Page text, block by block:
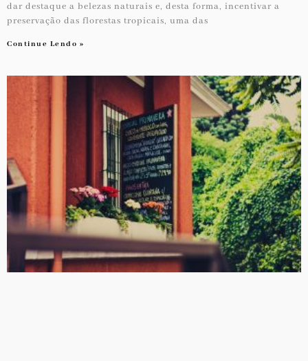
dar destaque a belezas naturais e, desta forma, incentivar a
preservação das florestas tropicais, uma das
Continue Lendo »